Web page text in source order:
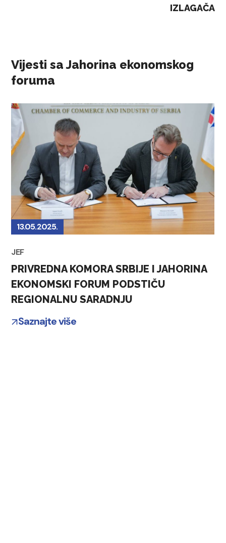
IZLAGAČA
Vijesti sa Jahorina ekonomskog
foruma
13.05.2025.
JEF
PRIVREDNA KOMORA SRBIJE I JAHORINA
EKONOMSKI FORUM PODSTIČU
REGIONALNU SARADNJU
Saznajte više